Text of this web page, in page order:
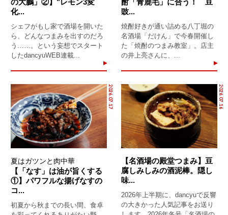
の大鵬」②】"レモン3変
化...
シェフがもし家で酒場を開いた
ら、どんなつまみを出すのだろ
う……。という妄想でスタート
したdancyuWEB連載...
酎「青鹿毛」に合う！ 豆
豉...
焼酎好きが通い詰める八丁堀の
名酒場「だけん」で今春開催し
た「焼酎のつまみ教室」。店主
の井上亮さんに、...
2026.07.17
夏はガツンと肉中華
【「なす」は油が旨くする
①】パワフルな揚げなすの
コ...
初夏から秋までの長い間、食卓
2026.07.16
【名酒場の殿堂つまみ】豆
腐しみしみの酒泥棒。隠し
味...
2026年上半期に、dancyuで反響
の大きかった人気記事をお送り